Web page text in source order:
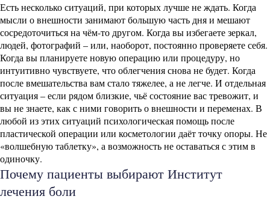
Есть несколько ситуаций, при которых лучше не ждать. Когда
мысли о внешности занимают большую часть дня и мешают
сосредоточиться на чём-то другом. Когда вы избегаете зеркал,
людей, фотографий – или, наоборот, постоянно проверяете себя.
Когда вы планируете новую операцию или процедуру, но
интуитивно чувствуете, что облегчения снова не будет. Когда
после вмешательства вам стало тяжелее, а не легче. И отдельная
ситуация – если рядом близкие, чьё состояние вас тревожит, и
вы не знаете, как с ними говорить о внешности и переменах. В
любой из этих ситуаций психологическая помощь после
пластической операции или косметологии даёт точку опоры. Не
«волшебную таблетку», а возможность не оставаться с этим в
одиночку.
Почему пациенты выбирают Институт
лечения боли